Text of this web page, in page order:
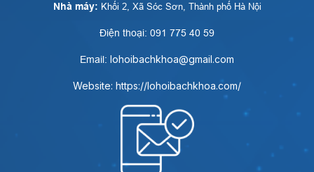
Nhà máy: Khối 2, Xã Sóc Sơn, Thành phố Hà Nội
Điện thoại: 091 775 40 59
Email: lohoibachkhoa@gmail.com
Website: https://lohoibachkhoa.com/